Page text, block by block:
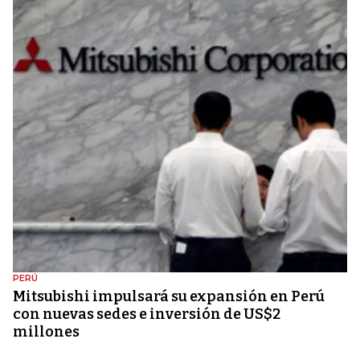
PERÚ
Mitsubishi impulsará su expansión en Perú
con nuevas sedes e inversión de US$2
millones